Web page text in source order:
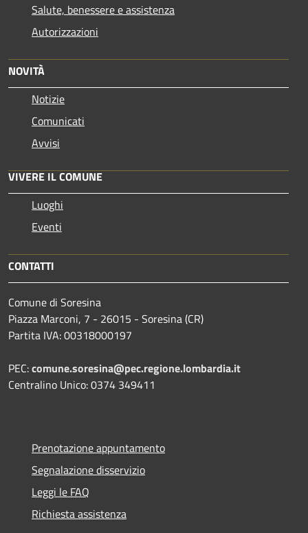
Salute, benessere e assistenza
Autorizzazioni
NOVITÀ
Notizie
Comunicati
Avvisi
VIVERE IL COMUNE
Luoghi
Eventi
CONTATTI
Comune di Soresina
Piazza Marconi, 7 - 26015 - Soresina (CR)
Partita IVA: 00318000197
PEC:comune.soresina@pec.regione.lombardia.it
Centralino Unico: 0374 349411
Prenotazione appuntamento
Segnalazione disservizio
Leggi le FAQ
Richiesta assistenza